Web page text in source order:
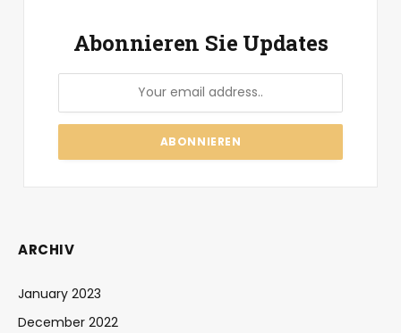
Abonnieren Sie Updates
ARCHIV
January 2023
December 2022